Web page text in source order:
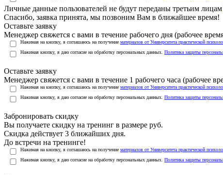
Личные данные пользователей не будут переданы третьим лицам
Спасибо, заявка принята, мы позвоним Вам в ближайшее время!
Оставьте заявку
Менеджер свяжется с вами в течение рабочего дня (рабочее
Нажимая на кнопку, я соглашаюсь на получение материалов от Университета практической
Нажимая кнопку, я даю согласие на обработку персональных данных. Политика защиты
Оставьте заявку
Менеджер свяжется с вами в течение 1 рабочего часа (рабочее
Нажимая на кнопку, я соглашаюсь на получение материалов от Университета практической
Нажимая кнопку, я даю согласие на обработку персональных данных. Политика защиты
Забронировать скидку
Вы получаете скидку на тренинг в размере руб.
Скидка действует 3 ближайших дня.
До встречи на тренинге!
Нажимая на кнопку, я соглашаюсь на получение материалов от Университета практической
Нажимая кнопку, я даю согласие на обработку персональных данных. Политика защиты